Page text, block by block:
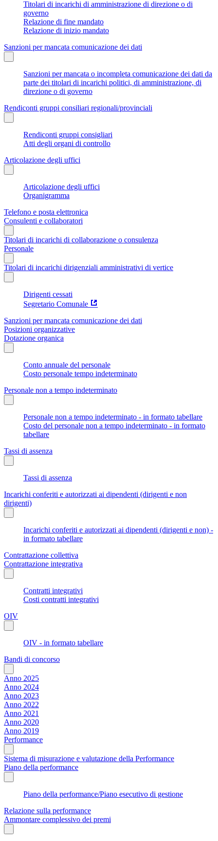
Titolari di incarichi di amministrazione di direzione o di
governo
Relazione di fine mandato
Relazione di inizio mandato
Sanzioni per mancata comunicazione dei dati
Sanzioni per mancata o incompleta comunicazione dei dati da
parte dei titolari di incarichi politici, di amministrazione, di
direzione o di governo
Rendiconti gruppi consiliari regionali/provinciali
Rendiconti gruppi consigliari
Atti degli organi di controllo
Articolazione degli uffici
Articolazione degli uffici
Organigramma
Telefono e posta elettronica
Consulenti e collaboratori
Titolari di incarichi di collaborazione o consulenza
Personale
Titolari di incarichi dirigenziali amministrativi di vertice
Dirigenti cessati
Segretario Comunale
Sanzioni per mancata comunicazione dei dati
Posizioni organizzative
Dotazione organica
Conto annuale del personale
Costo personale tempo indeterminato
Personale non a tempo indeterminato
Personale non a tempo indeterminato - in formato tabellare
Costo del personale non a tempo indeterminato - in formato
tabellare
Tassi di assenza
Tassi di assenza
Incarichi conferiti e autorizzati ai dipendenti (dirigenti e non
dirigenti)
Incarichi conferiti e autorizzati ai dipendenti (dirigenti e non) -
in formato tabellare
Contrattazione collettiva
Contrattazione integrativa
Contratti integrativi
Costi contratti integrativi
OIV
OIV - in formato tabellare
Bandi di concorso
Anno 2025
Anno 2024
Anno 2023
Anno 2022
Anno 2021
Anno 2020
Anno 2019
Performance
Sistema di misurazione e valutazione della Performance
Piano della performance
Piano della performance/Piano esecutivo di gestione
Relazione sulla performance
Ammontare complessivo dei premi